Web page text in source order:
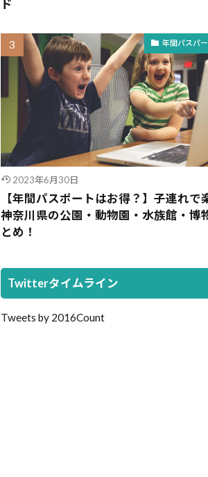
ド
年間パスパ
2023年6月30日
【年間パスポートはお得？】子連れで
神奈川県の公園・動物園・水族館・博
とめ！
Twitterタイムライン
Tweets by 2016Count